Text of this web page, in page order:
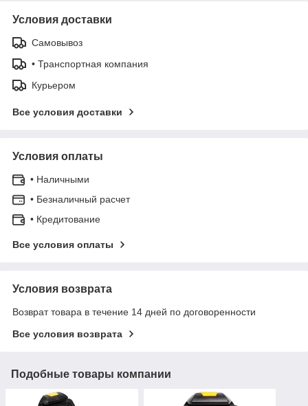
Условия доставки
Самовывоз
• Транспортная компания
Курьером
Все условия доставки
Условия оплаты
• Наличными
• Безналичный расчет
• Кредитование
Все условия оплаты
Условия возврата
Возврат товара в течение 14 дней по договоренности
Все условия возврата
Подобные товары компании